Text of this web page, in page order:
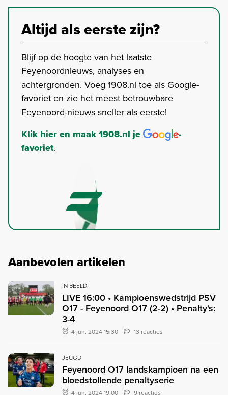
Altijd als eerste zijn?
Blijf op de hoogte van het laatste
Feyenoordnieuws, analyses en
achtergronden. Voeg 1908.nl toe als Google-
favoriet en zie het meest betrouwbare
Feyenoord-nieuws sneller als eerste!
Klik hier en maak 1908.nl je
-
favoriet.
Aanbevolen artikelen
IN BEELD
LIVE 16:00 • Kampioenswedstrijd PSV
O17 - Feyenoord O17 (2-2) • Penalty's:
3-4
4 jun. 2024 15:30 13 reacties
JEUGD
Feyenoord O17 landskampioen na een
bloedstollende penaltyserie
4 jun. 2024 19:00 9 reacties